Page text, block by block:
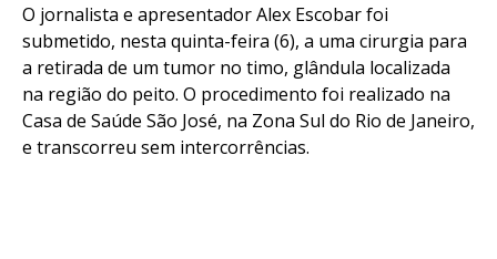
O jornalista e apresentador Alex Escobar foi
submetido, nesta quinta-feira (6), a uma cirurgia para
a retirada de um tumor no timo, glândula localizada
na região do peito. O procedimento foi realizado na
Casa de Saúde São José, na Zona Sul do Rio de Janeiro,
e transcorreu sem intercorrências.